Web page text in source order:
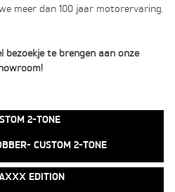
meer dan 100 jaar motorervaring.
bezoekje te brengen aan onze
CUSTOM 2-TONE